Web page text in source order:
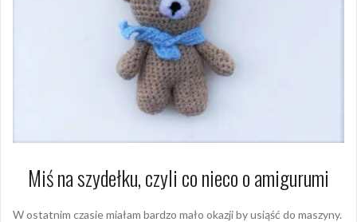
Miś na szydełku, czyli co nieco o amigurumi
W ostatnim czasie miałam bardzo mało okazji by usiąść do maszyny.